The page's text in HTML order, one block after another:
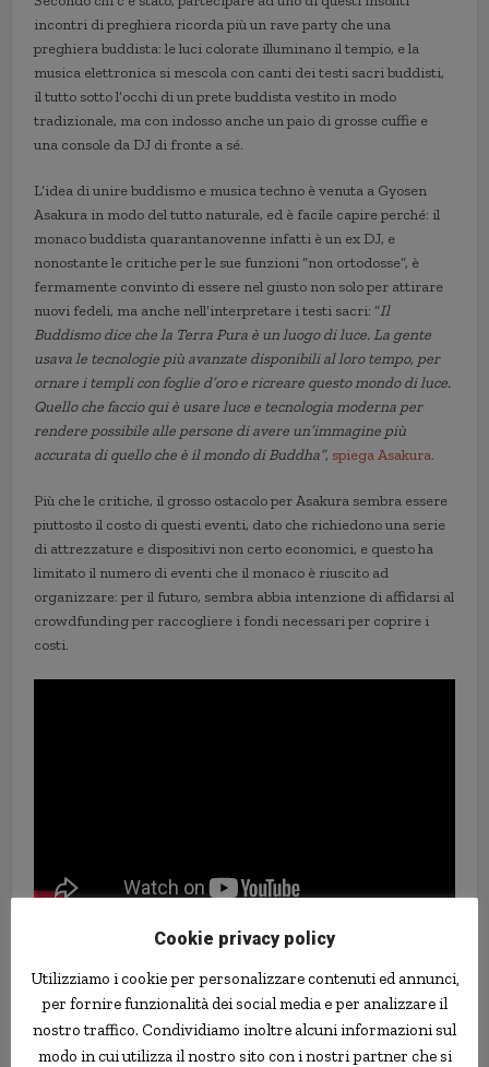
incontri di preghiera ricorda più un rave party che una
preghiera buddista: le luci colorate illuminano il tempio, e la
musica elettronica si mescola con canti dei testi sacri buddisti,
il tutto sotto l’occhi di un prete buddista vestito in modo
tradizionale, ma con indosso anche un paio di grosse cuffie e
una console da DJ di fronte a sé.
L’idea di unire buddismo e musica techno è venuta a Gyosen
Asakura in modo del tutto naturale, ed è facile capire perché: il
monaco buddista quarantanovenne infatti è un ex DJ, e
nonostante le critiche per le sue funzioni “non ortodosse”, è
fermamente convinto di essere nel giusto non solo per attirare
nuovi fedeli, ma anche nell’interpretare i testi sacri: “Il
Buddismo dice che la Terra Pura è un luogo di luce. La gente
usava le tecnologie più avanzate disponibili al loro tempo, per
ornare i templi con foglie d’oro e ricreare questo mondo di luce.
Quello che faccio qui è usare luce e tecnologia moderna per
rendere possibile alle persone di avere un’immagine più
accurata di quello che è il mondo di Buddha”, spiega Asakura.
Più che le critiche, il grosso ostacolo per Asakura sembra essere
piuttosto il costo di questi eventi, dato che richiedono una serie
di attrezzature e dispositivi non certo economici, e questo ha
limitato il numero di eventi che il monaco è riuscito ad
organizzare: per il futuro, sembra abbia intenzione di affidarsi al
crowdfunding per raccogliere i fondi necessari per coprire i
costi.
Buddismo giappone musica techno preghiera
Cookie privacy policy
Utilizziamo i cookie per personalizzare contenuti ed annunci,
per fornire funzionalità dei social media e per analizzare il
nostro traffico. Condividiamo inoltre alcuni informazioni sul
modo in cui utilizza il nostro sito con i nostri partner che si